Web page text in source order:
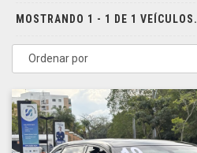
MOSTRANDO 1 - 1 DE 1 VEÍCULOS.
Ordenar por